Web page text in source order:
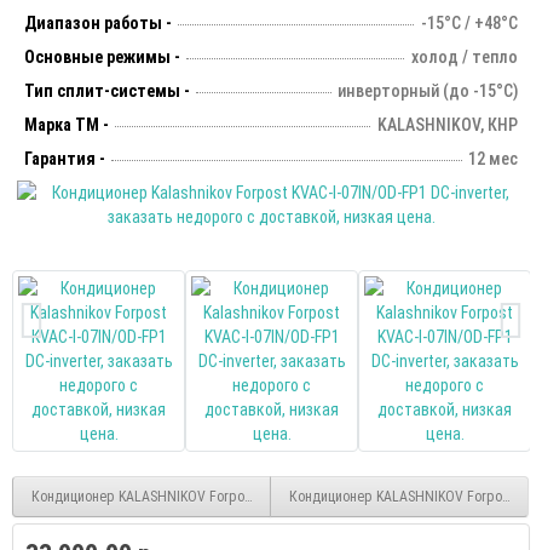
Диапазон работы -
-15°С / +48°С
Основные режимы -
холод / тепло
Тип сплит-системы -
инверторный (до -15°С)
Марка ТМ -
KALASHNIKOV, КНР
Гарантия -
12 мес
Кондиционер KALASHNIKOV Forpost KVAC-12IN/OD-FP1Кондиционер KALASHNIKOV Forpost